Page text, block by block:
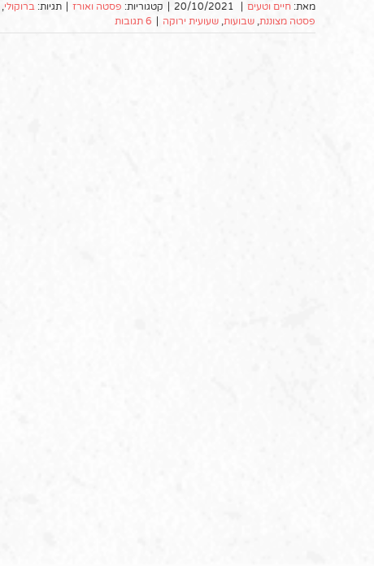
מאת: חיים וטעים 20/10/2021 קטגוריות: פסטה ואורז תגיות: ברוקולי,
פסטה מצוננת, שבועות, שעועית ירוקה 6 תגובות